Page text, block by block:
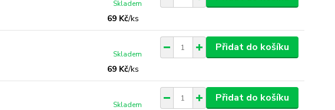
69 Kč/ks
Skladem
69 Kč/ks
Skladem
Přidat do košíku
Skladem
Přidat do košíku